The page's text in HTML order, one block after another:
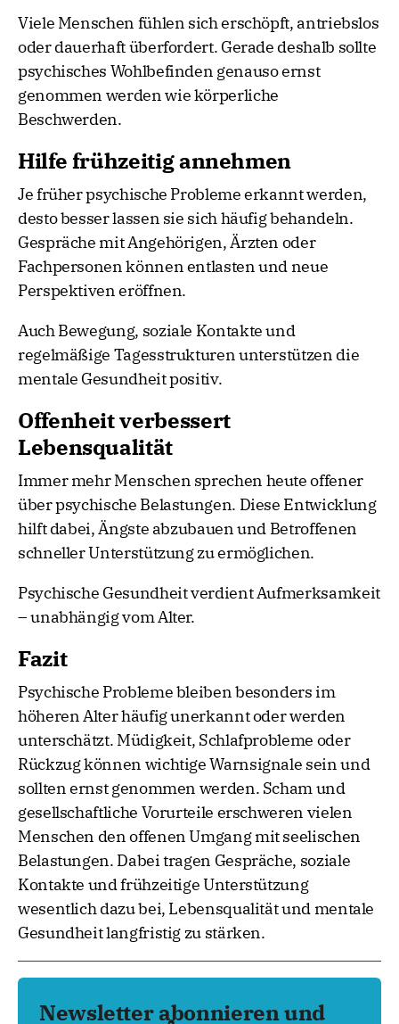
Viele Menschen fühlen sich erschöpft, antriebslos
oder dauerhaft überfordert. Gerade deshalb sollte
psychisches Wohlbefinden genauso ernst
genommen werden wie körperliche
Beschwerden.
Hilfe frühzeitig annehmen
Je früher psychische Probleme erkannt werden,
desto besser lassen sie sich häufig behandeln.
Gespräche mit Angehörigen, Ärzten oder
Fachpersonen können entlasten und neue
Perspektiven eröffnen.
Auch Bewegung, soziale Kontakte und
regelmäßige Tagesstrukturen unterstützen die
mentale Gesundheit positiv.
Offenheit verbessert
Lebensqualität
Immer mehr Menschen sprechen heute offener
über psychische Belastungen. Diese Entwicklung
hilft dabei, Ängste abzubauen und Betroffenen
schneller Unterstützung zu ermöglichen.
Psychische Gesundheit verdient Aufmerksamkeit
– unabhängig vom Alter.
Fazit
Psychische Probleme bleiben besonders im
höheren Alter häufig unerkannt oder werden
unterschätzt. Müdigkeit, Schlafprobleme oder
Rückzug können wichtige Warnsignale sein und
sollten ernst genommen werden. Scham und
gesellschaftliche Vorurteile erschweren vielen
Menschen den offenen Umgang mit seelischen
Belastungen. Dabei tragen Gespräche, soziale
Kontakte und frühzeitige Unterstützung
wesentlich dazu bei, Lebensqualität und mentale
Gesundheit langfristig zu stärken.
Newsletter abonnieren und